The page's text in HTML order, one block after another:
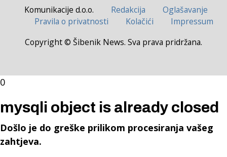
Komunikacije d.o.o. Redakcija
Oglašavanje
Pravila o privatnosti
Kolačići
Impressum
Copyright © Šibenik News. Sva prava pridržana.
0
mysqli object is already closed
Došlo je do greške prilikom procesiranja vašeg
zahtjeva.